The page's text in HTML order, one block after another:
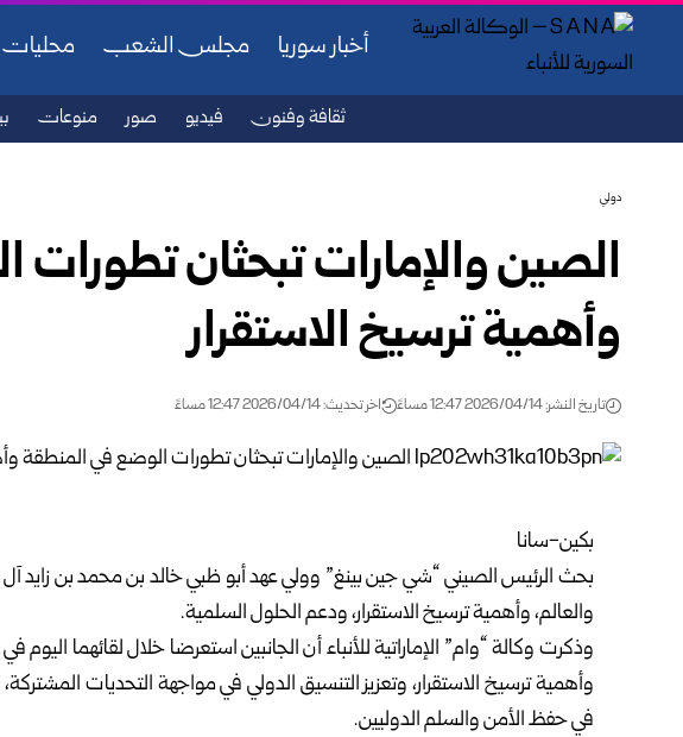
أخبار سوريا مجلس الشعب محليات
ثقافة وفنون فيديو صور منوعات
دولي
الصين والإمارات تبحثان
وأهمية ترسيخ الاستقرار
تاريخ النشر: 2026/04/14 12:47 مساءً اخر تحديث: 2026/04/14 12:47 مساءً
بكين-سانا
بحث الرئيس الصيني “شي جين بينغ” وولي عهد أبو ظبي خالد بن محمد بن زايد آل
والعالم، وأهمية ترسيخ الاستقرار، ودعم الحلول السلمية.
وذكرت وكالة “وام” الإماراتية للأنباء أن الجانبين استعرضا خلال لقائهما اليوم
وأهمية ترسيخ الاستقرار، وتعزيز التنسيق الدولي في مواجهة التحديات
في حفظ الأمن والسلم الدوليين.